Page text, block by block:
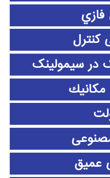
کنترل
در سیمولینک
عمیق